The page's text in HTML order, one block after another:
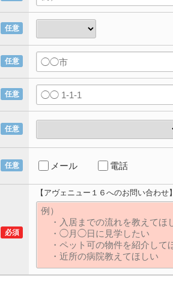
任意
任意
任意
任意
任意 メール 電話
必須
【アヴェニュー１６へのお問い合わせ】